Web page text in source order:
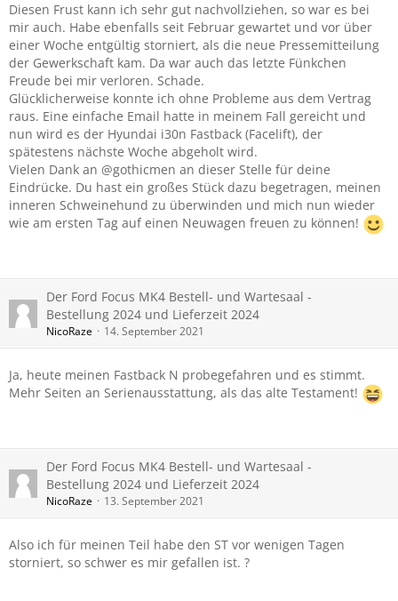
Diesen Frust kann ich sehr gut nachvollziehen, so war es bei
mir auch. Habe ebenfalls seit Februar gewartet und vor über
einer Woche entgültig storniert, als die neue Pressemitteilung
der Gewerkschaft kam. Da war auch das letzte Fünkchen
Freude bei mir verloren. Schade.
Glücklicherweise konnte ich ohne Probleme aus dem Vertrag
raus. Eine einfache Email hatte in meinem Fall gereicht und
nun wird es der Hyundai i30n Fastback (Facelift), der
spätestens nächste Woche abgeholt wird.
Vielen Dank an @gothicmen an dieser Stelle für deine
Eindrücke. Du hast ein großes Stück dazu begetragen, meinen
inneren Schweinehund zu überwinden und mich nun wieder
wie am ersten Tag auf einen Neuwagen freuen zu können!
Der Ford Focus MK4 Bestell- und Wartesaal -
Bestellung 2024 und Lieferzeit 2024
NicoRaze 14. September 2021
Ja, heute meinen Fastback N probegefahren und es stimmt.
Mehr Seiten an Serienausstattung, als das alte Testament!
Der Ford Focus MK4 Bestell- und Wartesaal -
Bestellung 2024 und Lieferzeit 2024
NicoRaze 13. September 2021
Also ich für meinen Teil habe den ST vor wenigen Tagen
storniert, so schwer es mir gefallen ist. ?